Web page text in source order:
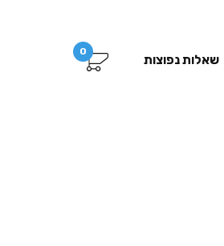
0
שאלות נפוצות